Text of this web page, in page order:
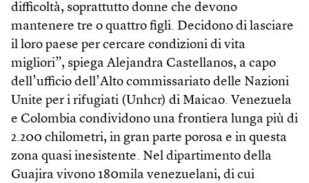
difficoltà, soprattutto donne che devono
mantenere tre o quattro figli. Decidono di lasciare
il loro paese per cercare condizioni di vita
migliori”, spiega Alejandra Castellanos, a capo
dell’ufficio dell’Alto commissariato delle Nazioni
Unite per i rifugiati (Unhcr) di Maicao. Venezuela
e Colombia condividono una frontiera lunga più di
2.200 chilometri, in gran parte porosa e in questa
zona quasi inesistente. Nel dipartimento della
Guajira vivono 180mila venezuelani, di cui